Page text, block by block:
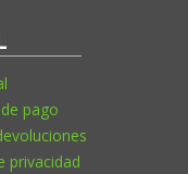
pago
privacidad